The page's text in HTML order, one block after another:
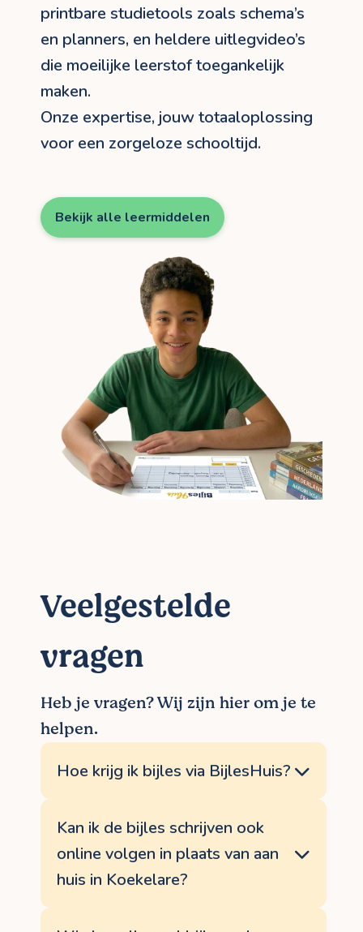
printbare studietools zoals schema’s
en planners, en heldere uitlegvideo’s
die moeilijke leerstof toegankelijk
maken.
Onze expertise, jouw totaaloplossing
voor een zorgeloze schooltijd.
Bekijk alle leermiddelen
Veelgestelde
vragen
Heb je vragen? Wij zijn hier om je te
helpen.
Hoe krijg ik bijles via BijlesHuis?
opgestart via een vast proces. Je dient via
de website een aanvraag in voor bijles aan
huis in Koekelare of online. Daarna nemen
wij contact op om de hulpvraag in kaart te
Kan ik de bijles schrijven ook
online volgen in plaats van aan
huis in Koekelare?